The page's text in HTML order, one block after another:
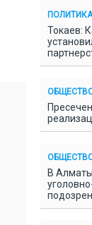
Токаев:
В